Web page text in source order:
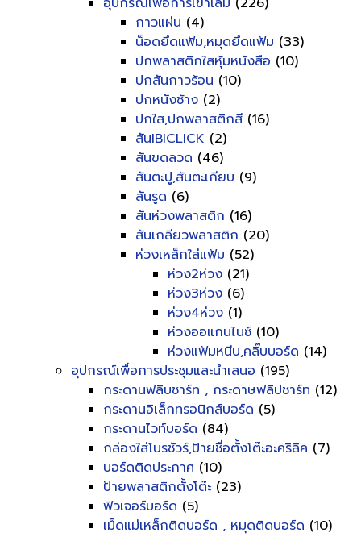
กาวแผ่น (4)
น็อดยึดแฟ้ม,หมุดยึดแฟ้ม (33)
ปกพลาสติกใสหุ้มหนังสือ (10)
ปกสันกาวร้อน (10)
ปกหนังช้าง (2)
ปกใส,ปกพลาสติกสี (16)
สันIBICLICK (2)
สันขดลวด (46)
สันตะปู,สันตะเกียบ (9)
สันรูด (6)
สันห่วงพลาสติก (16)
สันเกลียวพลาสติก (20)
ห่วงเหล็กใส่แฟ้ม (52)
ห่วง2ห่วง (21)
ห่วง3ห่วง (6)
ห่วง4ห่วง (1)
ห่วงออแกนไนซ์ (10)
ห่วงแฟ้มหนีบ,คลิ๊บบอร์ด (14)
อุปกรณ์เพื่อการประชุมและนำเสนอ (195)
กระดานฟลิบชาร์ท , กระดาษฟลิปชาร์ท (12)
กระดานอิเล็กทรอนิกส์บอร์ด (5)
กระดานไวท์บอร์ด (84)
กล่องใส่โบรชัวร์,ป้ายชื่อตั้งโต๊ะอะคริลิค (7)
บอร์ดติดประกาศ (10)
ป้ายพลาสติกตั้งโต๊ะ (23)
ฟิวเจอร์บอร์ด (5)
เม็ดแม่เหล็กติดบอร์ด , หมุดติดบอร์ด (10)